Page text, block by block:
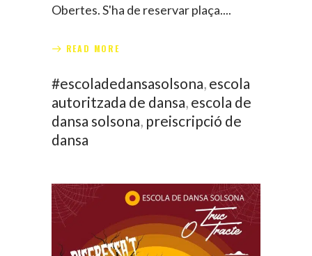
Obertes. S'ha de reservar plaça.
READ MORE
#escoladedansasolsona, escola
autoritzada de dansa, escola de
dansa solsona, preiscripció de
dansa